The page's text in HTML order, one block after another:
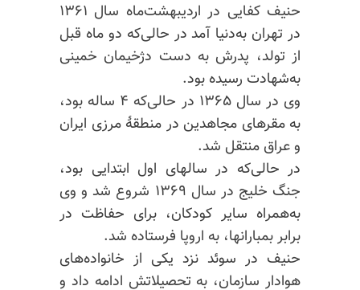
حنیف کفایی در اردیبهشت‌ماه سال ۱۳۶۱
در تهران به‌دنیا آمد در حالی‌که دو ماه قبل
از تولد، پدرش به دست دژخیمان خمینی
به‌شهادت رسیده بود.
وی در سال ۱۳۶۵ در حالی‌که ۴ ساله بود،
به مقرهای مجاهدین در منطقهٔ مرزی ایران
و عراق منتقل شد.
در حالی‌که در سالهای اول ابتدایی بود،
جنگ خلیج در سال ۱۳۶۹ شروع شد و وی
به‌همراه سایر کودکان، برای حفاظت در
برابر بمبارانها، به اروپا فرستاده شد.
حنیف در سوئد نزد یکی از خانواده‌های
هوادار سازمان، به تحصیلاتش ادامه داد و